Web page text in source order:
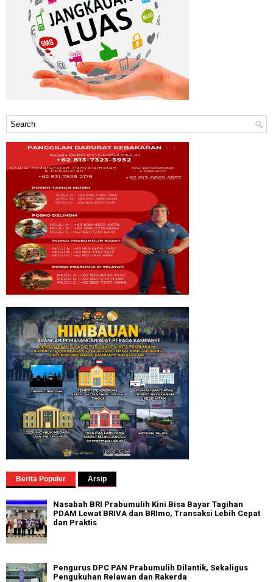
Berita Populer Arsip
Nasabah BRI Prabumulih Kini Bisa Bayar Tagihan
PDAM Lewat BRIVA dan BRImo, Transaksi Lebih Cepat
dan Praktis
Pengurus DPC PAN Prabumulih Dilantik, Sekaligus
Pengukuhan Relawan dan Rakerda